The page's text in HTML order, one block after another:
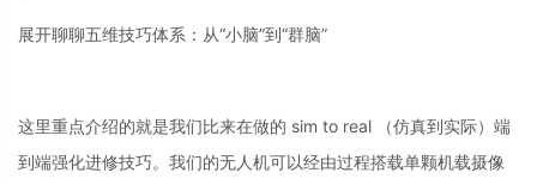
展开聊聊五维技巧体系：从“小脑”到“群脑”
这里重点介绍的就是我们比来在做的 sim to real （仿真到实际）端
到端强化进修技巧。我们的无人机可以经由过程搭载单颗机载摄像